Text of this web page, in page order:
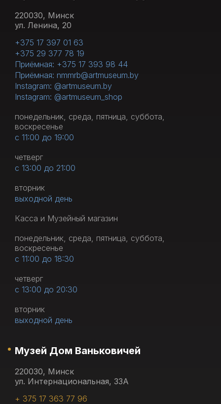
220030, Минск
ул. Ленина, 20
+375 17 397 01 63
+375 29 377 78 19
Приёмная: +375 17 393 98 44
Приёмная: nmmrb@artmuseum.by
Instagram: @artmuseum.by
Instagram: @artmuseum_shop
понедельник, среда, пятница, суббота,
воскресенье
с 11:00 до 19:00
четверг
с 13:00 до 21:00
вторник
выходной день
Касса и Музейный магазин
понедельник, среда, пятница, суббота,
воскресенье
с 11:00 до 18:30
четверг
с 13:00 до 20:30
вторник
выходной день
Музей Дом Ваньковичей
220030, Минск
ул. Интернациональная, 33А
+ 375 17 363 77 96